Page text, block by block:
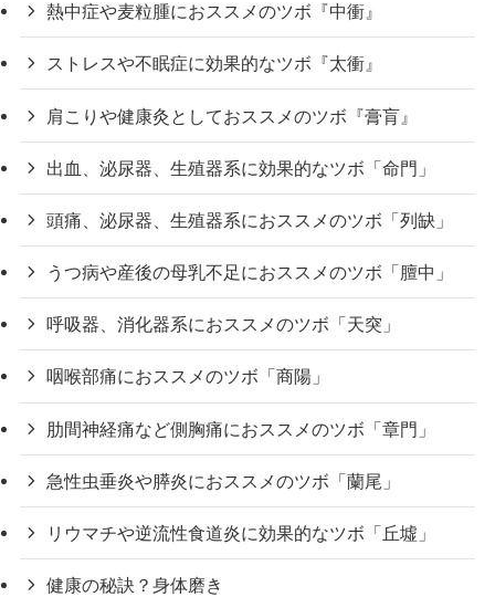
熱中症や麦粒腫におススメのツボ『中衝』
ストレスや不眠症に効果的なツボ『太衝』
肩こりや健康灸としておススメのツボ『膏肓』
出血、泌尿器、生殖器系に効果的なツボ「命門」
頭痛、泌尿器、生殖器系におススメのツボ「列缺」
うつ病や産後の母乳不足におススメのツボ「膻中」
呼吸器、消化器系におススメのツボ「天突」
咽喉部痛におススメのツボ「商陽」
肋間神経痛など側胸痛におススメのツボ「章門」
急性虫垂炎や膵炎におススメのツボ「蘭尾」
リウマチや逆流性食道炎に効果的なツボ「丘墟」
健康の秘訣？身体磨き